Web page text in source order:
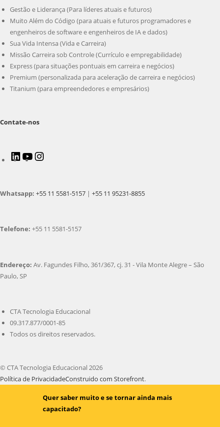
Gestão e Liderança (Para líderes atuais e futuros)
Muito Além do Código (para atuais e futuros programadores e
engenheiros de software e engenheiros de IA e dados)
Sua Vida Intensa (Vida e Carreira)
Missão Carreira sob Controle (Currículo e empregabilidade)
Express (para situações pontuais em carreira e negócios)
Premium (personalizada para aceleração de carreira e negócios)
Titanium (para empreendedores e empresários)
Contate-nos
LinkedInYoutube
Whatsapp: +55 11 5581-5157 | +55 11 95231-8855
Telefone: +55 11 5581-5157
Endereço: Av. Fagundes Filho, 361/367, cj. 31 - Vila Monte Alegre – São
Paulo, SP
CTA Tecnologia Educacional
09.317.877/0001-85
Todos os direitos reservados.
© CTA Tecnologia Educacional 2026
Política de PrivacidadeConstruido com Storefront.
Quer saber muito e se tornar ainda mais
capacitado?